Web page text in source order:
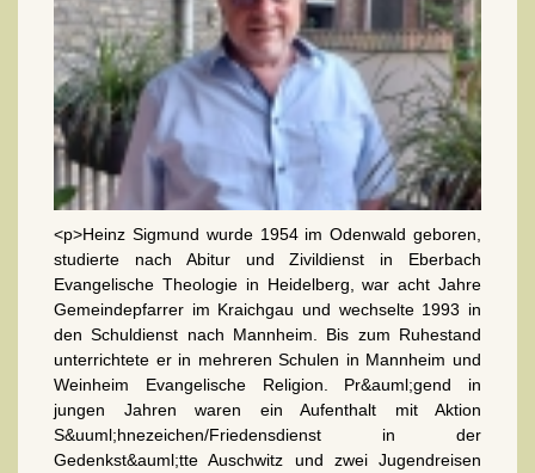
<p>Heinz Sigmund wurde 1954 im Odenwald geboren,
studierte nach Abitur und Zivildienst in Eberbach
Evangelische Theologie in Heidelberg, war acht Jahre
Gemeindepfarrer im Kraichgau und wechselte 1993 in
den Schuldienst nach Mannheim. Bis zum Ruhestand
unterrichtete er in mehreren Schulen in Mannheim und
Weinheim Evangelische Religion. Pr&auml;gend in
jungen Jahren waren ein Aufenthalt mit Aktion
S&uuml;hnezeichen/Friedensdienst in der
Gedenkst&auml;tte Auschwitz und zwei Jugendreisen